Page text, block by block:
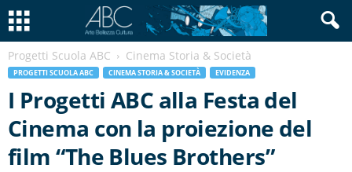
Progetti Scuola ABC Cinema Storia & Società
PROGETTI SCUOLA ABC CINEMA STORIA & SOCIETÀ EVIDENZA
I Progetti ABC alla Festa del
Cinema con la proiezione del
film “The Blues Brothers”